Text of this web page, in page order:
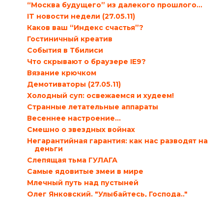
“Москва будущего” из далекого прошлого…
IT новости недели (27.05.11)
Каков ваш “Индекс счастья”?
Гостиничный креатив
События в Тбилиси
Что скрывают о браузере IE9?
Вязание крючком
Демотиваторы (27.05.11)
Холодный суп: освежаемся и худеем!
Странные летательные аппараты
Весеннее настроение…
Смешно о звездных войнах
Негарантийная гарантия: как нас разводят на
деньги
Слепящая тьма ГУЛАГА
Самые ядовитые змеи в мире
Млечный путь над пустыней
Олег Янковский. "Улыбайтесь, Господа.."